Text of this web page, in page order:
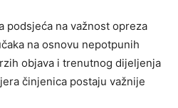
podsjeća na važnost opreza
na osnovu nepotpunih
objava i trenutnog dijeljenja
činjenica postaju važnije